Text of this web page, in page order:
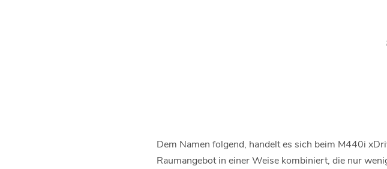
Dem Namen folgend, handelt es sich beim M440i
Raumangebot in einer Weise kombiniert, die nur